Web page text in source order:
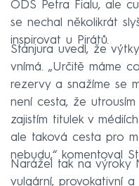
ODS Petra Fialu, ale
se nechal několikrát
inspirovat u Pirátů.
Stanjura uvedl, že
vnímá. „Určitě máme
rezervy a snažíme se
není cesta, že
zajistím titulek v
ale taková cesta pro
nebudu,“ komentoval
Narážel tak na výroky
vulgární, provokativní a